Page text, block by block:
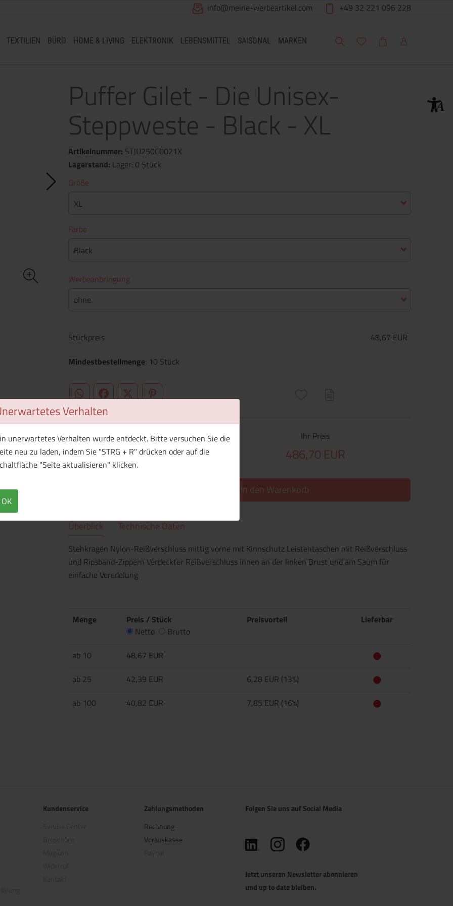
Verhalten
unerwartetes Verhalten wurde entdeckt. Bitte versuchen Sie die
neu zu laden, indem Sie "STRG + R" drücken oder auf die
"Seite aktualisieren" klicken.
OK
info@meine-werbeartikel.com +49 32 221 096 228
TEXTILIEN BÜRO HOME & LIVING ELEKTRONIK LEBENSMITTEL SAISONAL MARKEN Suche Meine Wunschliste
WarenkorbMein Account
Puffer Gilet - Die Unisex-
Steppweste - Black - XL
Artikelnummer: STJU250C0021X
Lagerstand: Lager: 0 Stück
Größe
XL
Farbe
Black
Werbeanbringung
ohne
Stückpreis
48,67 EUR
Mindestbestellmenge: 10 Stück
WhatsApp (#[creator\plugin\share\core\structs\SocialSharingServiceSettings]:only_chrome#)
FacebookTwitter (#[creator\plugin\share\core\structs\SocialSharingServiceSettings]:formaly_twitter#)
Pinterest
Ihr Preis
486,70 EUR
In den Warenkorb
Überblick Technische Daten
Stehkragen Nylon-Reißverschluss mittig vorne mit Kinnschutz Leistentaschen mit Reißverschluss
und Ripsband-Zippern Verdeckter Reißverschluss innen an der linken Brust und am Saum für
einfache Veredelung
Menge
Preis / Stück
Netto
Brutto
Preisvorteil Lieferbar
ab 10
48,67 EUR
ab 25
42,39 EUR
6,28 EUR (13%)
ab 100
40,82 EUR 7,85 EUR (16%)
Kundenservice
Zahlungsmethoden
Rechnung
Vorauskasse
Folgen Sie uns auf Social Media
(öffnet in neuem Tab)
(öffnet in neuem Tab)
(öffnet in neuem Tab)
Jetzt unseren Newsletter abonnieren
und up to date bleiben.